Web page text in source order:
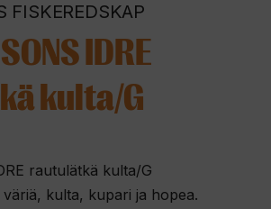
FISKEREDSKAP
IDRE
kulta/G
rautulätkä kulta/G
kulta, kupari ja hopea.